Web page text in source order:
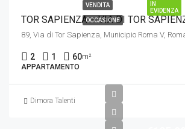
IN
EVIDENZA
VENDITA
OCCASIONE
TOR SAPIENZA – VIA DI TOR
2 1 60m²
APPARTAMENTO
Dimora Talenti